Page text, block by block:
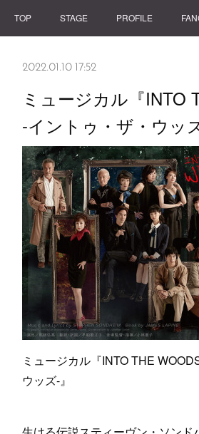
TOP STAGE PROFILE
2022.01.10 17:52
ミュージカル『INTO
-イントゥ・ザ・ウッ
ミュージカル『INTO THE
ウッズ-』